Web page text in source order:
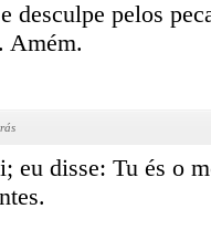
desculpe pelos
Amém.
eu disse: Tu és o